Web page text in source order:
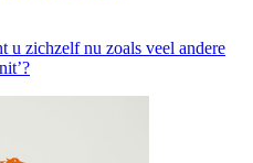
u zichzelf nu zoals veel andere